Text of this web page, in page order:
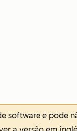
software e pode